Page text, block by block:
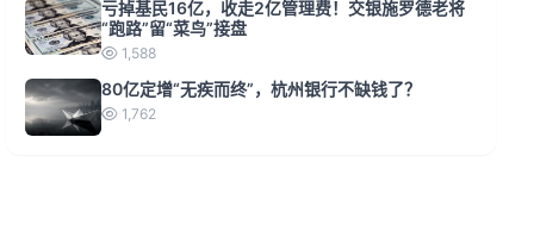
亏掉基民16亿，收走2亿管理费！交银施罗德老将
“跑路”留“菜鸟”接盘
1,588
80亿定增“无疾而终”，杭州银行不缺钱了？
1,762